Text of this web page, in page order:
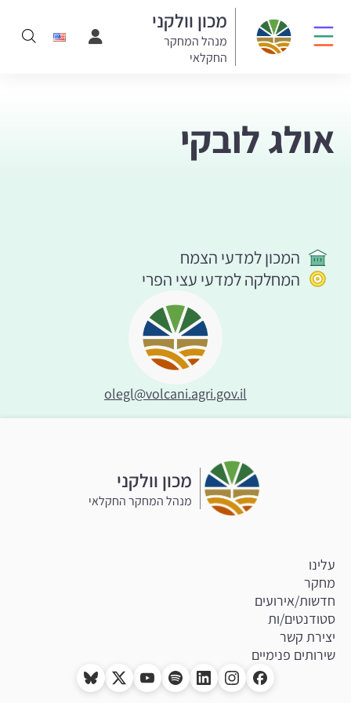
מכון וולקני
מנהל המחקר
החקלאי
אולג לובקי
המכון למדעי הצמח
המחלקה למדעי עצי הפרי
olegl@volcani.agri.gov.il
מכון וולקני
מנהל המחקר החקלאי
עלינו
מחקר
חדשות/אירועים
סטודנטים/ות
יצירת קשר
שירותים פנימיים